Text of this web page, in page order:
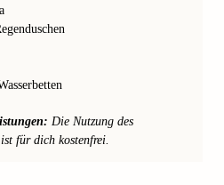
Die Nutzung des
ist für dich kostenfrei.